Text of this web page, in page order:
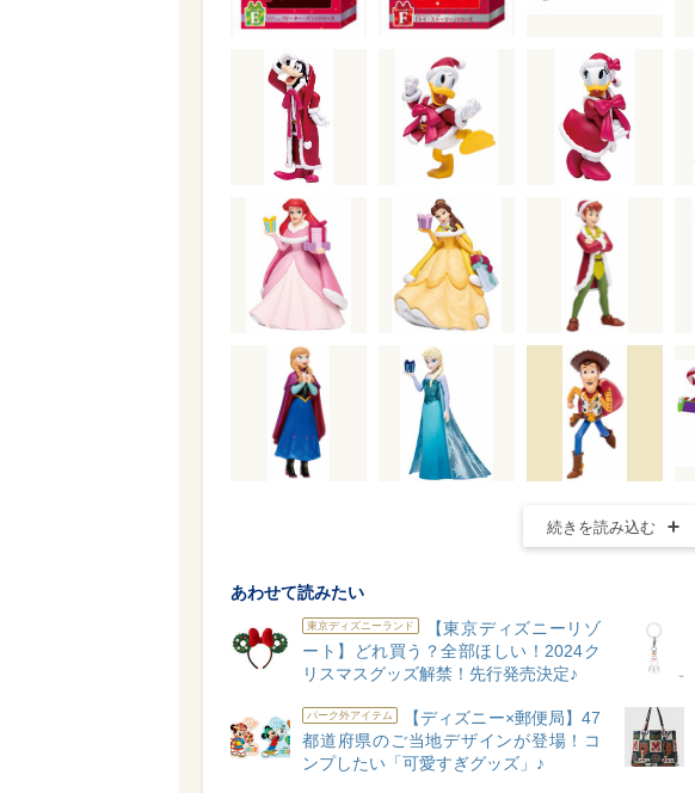
続きを読み込む
あわせて読みたい
東京ディズニーランド
【東京ディズニーリゾ
ート】どれ買う？全部ほしい！2024ク
リスマスグッズ解禁！先行発売決定♪
パーク外アイテム
【ディズニー×郵便局】47
都道府県のご当地デザインが登場！コ
ンプしたい「可愛すぎグッズ」♪